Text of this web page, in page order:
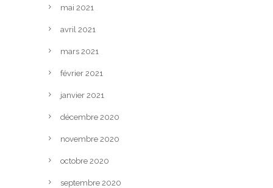
mai 2021
avril 2021
mars 2021
février 2021
janvier 2021
décembre 2020
novembre 2020
octobre 2020
septembre 2020